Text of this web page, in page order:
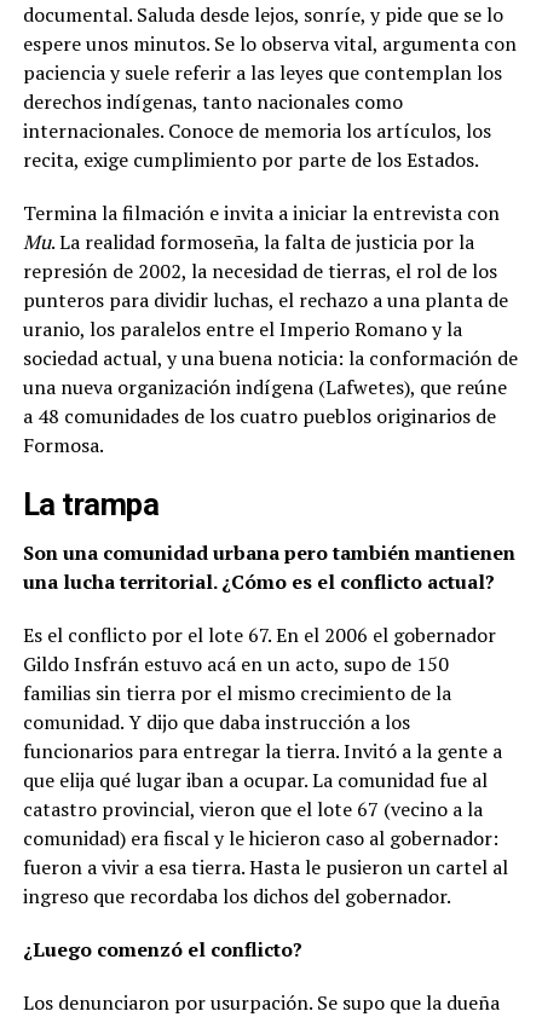
documental. Saluda desde lejos, sonríe, y pide que se lo
espere unos minutos. Se lo observa vital, argumenta con
paciencia y suele referir a las leyes que contemplan los
derechos indígenas, tanto nacionales como
internacionales. Conoce de memoria los artículos, los
recita, exige cumplimiento por parte de los Estados.
Termina la filmación e invita a iniciar la entrevista con
Mu. La realidad formoseña, la falta de justicia por la
represión de 2002, la necesidad de tierras, el rol de los
punteros para dividir luchas, el rechazo a una planta de
uranio, los paralelos entre el Imperio Romano y la
sociedad actual, y una buena noticia: la conformación de
una nueva organización indígena (Lafwetes), que reúne
a 48 comunidades de los cuatro pueblos originarios de
Formosa.
La trampa
Son una comunidad urbana pero también mantienen
una lucha territorial. ¿Cómo es el conflicto actual?
Es el conflicto por el lote 67. En el 2006 el gobernador
Gildo Insfrán estuvo acá en un acto, supo de 150
familias sin tierra por el mismo crecimiento de la
comunidad. Y dijo que daba instrucción a los
funcionarios para entregar la tierra. Invitó a la gente a
que elija qué lugar iban a ocupar. La comunidad fue al
catastro provincial, vieron que el lote 67 (vecino a la
comunidad) era fiscal y le hicieron caso al gobernador:
fueron a vivir a esa tierra. Hasta le pusieron un cartel al
ingreso que recordaba los dichos del gobernador.
¿Luego comenzó el conflicto?
Los denunciaron por usurpación. Se supo que la dueña